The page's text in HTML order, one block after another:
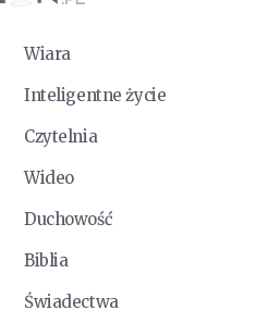
Wiara
Inteligentne życie
Czytelnia
Wideo
Duchowość
Biblia
Świadectwa